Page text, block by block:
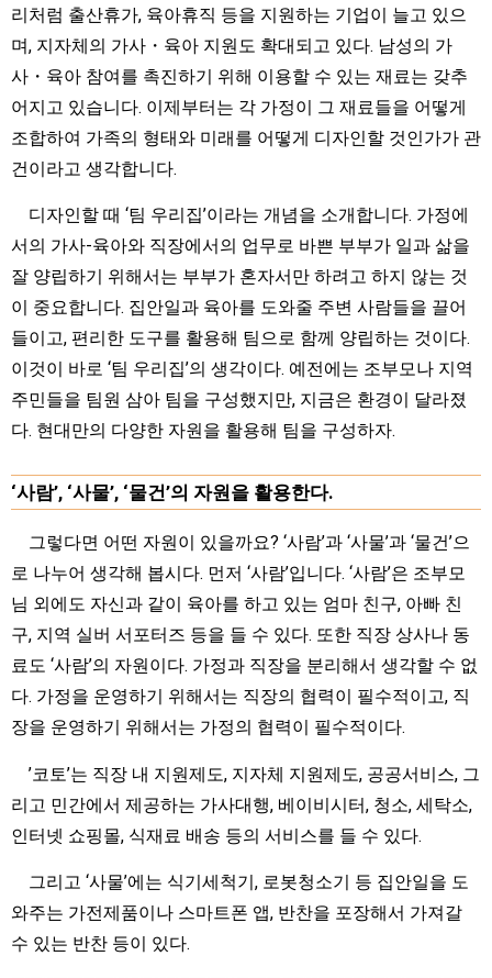
리처럼 출산휴가, 육아휴직 등을 지원하는 기업이 늘고 있으
며, 지자체의 가사・육아 지원도 확대되고 있다. 남성의 가
사・육아 참여를 촉진하기 위해 이용할 수 있는 재료는 갖추
어지고 있습니다. 이제부터는 각 가정이 그 재료들을 어떻게
조합하여 가족의 형태와 미래를 어떻게 디자인할 것인가가 관
건이라고 생각합니다.
디자인할 때 ‘팀 우리집’이라는 개념을 소개합니다. 가정에
서의 가사-육아와 직장에서의 업무로 바쁜 부부가 일과 삶을
잘 양립하기 위해서는 부부가 혼자서만 하려고 하지 않는 것
이 중요합니다. 집안일과 육아를 도와줄 주변 사람들을 끌어
들이고, 편리한 도구를 활용해 팀으로 함께 양립하는 것이다.
이것이 바로 ‘팀 우리집’의 생각이다. 예전에는 조부모나 지역
주민들을 팀원 삼아 팀을 구성했지만, 지금은 환경이 달라졌
다. 현대만의 다양한 자원을 활용해 팀을 구성하자.
‘사람’, ‘사물’, ‘물건’의 자원을 활용한다.
그렇다면 어떤 자원이 있을까요? ‘사람’과 ‘사물’과 ‘물건’으
로 나누어 생각해 봅시다. 먼저 ‘사람’입니다. ‘사람’은 조부모
님 외에도 자신과 같이 육아를 하고 있는 엄마 친구, 아빠 친
구, 지역 실버 서포터즈 등을 들 수 있다. 또한 직장 상사나 동
료도 ‘사람’의 자원이다. 가정과 직장을 분리해서 생각할 수 없
다. 가정을 운영하기 위해서는 직장의 협력이 필수적이고, 직
장을 운영하기 위해서는 가정의 협력이 필수적이다.
’코토’는 직장 내 지원제도, 지자체 지원제도, 공공서비스, 그
리고 민간에서 제공하는 가사대행, 베이비시터, 청소, 세탁소,
인터넷 쇼핑몰, 식재료 배송 등의 서비스를 들 수 있다.
그리고 ‘사물’에는 식기세척기, 로봇청소기 등 집안일을 도
와주는 가전제품이나 스마트폰 앱, 반찬을 포장해서 가져갈
수 있는 반찬 등이 있다.